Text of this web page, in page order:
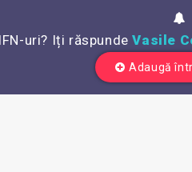
uri? Iți răspundeVasile
Adaugă